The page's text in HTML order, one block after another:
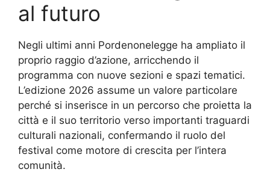
al futuro
Negli ultimi anni Pordenonelegge ha ampliato il
proprio raggio d’azione, arricchendo il
programma con nuove sezioni e spazi tematici.
L’edizione 2026 assume un valore particolare
perché si inserisce in un percorso che proietta la
città e il suo territorio verso importanti traguardi
culturali nazionali, confermando il ruolo del
festival come motore di crescita per l’intera
comunità.